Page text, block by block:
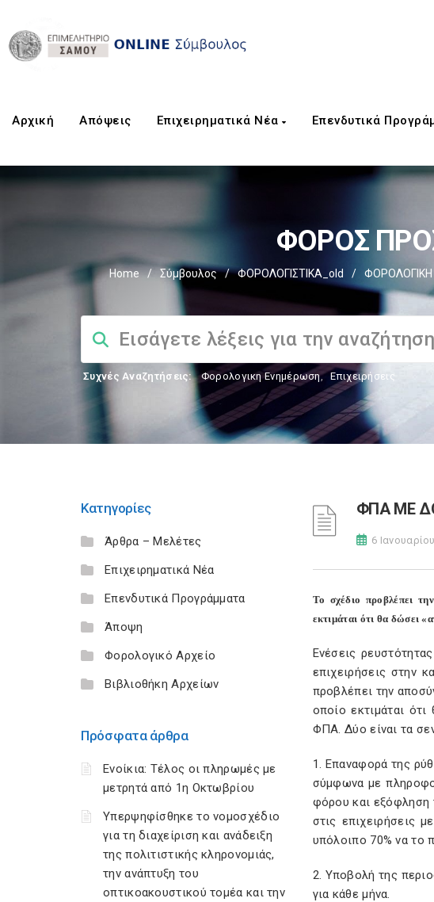
Αρχική Aπόψεις Επιχειρηματικά Νέα Επενδυτικά
ΦΟΡΟΣ
Home / Σύμβουλος / ΦΟΡΟΛΟΓΙΣΤΙΚΑ_old /
Συχνές Αναζητήσεις: Φορολογικη Ενημέρωση, Επιχειρήσεις
Κατηγορίες
Άρθρα – Μελέτες
Επιχειρηματικά Νέα
Επενδυτικά Προγράμματα
Άποψη
Φορολογικό Αρχείο
Βιβλιοθήκη Αρχείων
Πρόσφατα άρθρα
Ενοίκια: Τέλος οι πληρωμές με
μετρητά από 1η Οκτωβρίου
Υπερψηφίσθηκε το νομοσχέδιο
για τη διαχείριση και ανάδειξη
της πολιτιστικής κληρονομιάς,
την ανάπτυξη του
οπτικοακουστικού τομέα και την
ΦΠΑ ΜΕ
6
Το σχέδιο προβλέπει
εκτιμάται ότι θα δώσει
Ενέσεις
επιχειρήσεις στην
προβλέπει την
οποίο εκτιμάται
ΦΠΑ. Δύο είναι τα
1. Επαναφορά της
σύμφωνα με
φόρου και εξόφληση
στις επιχειρήσεις
υπόλοιπο 70% να το
2. Υποβολή της
για κάθε μήνα.